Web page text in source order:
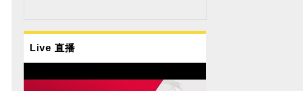
Live 直播